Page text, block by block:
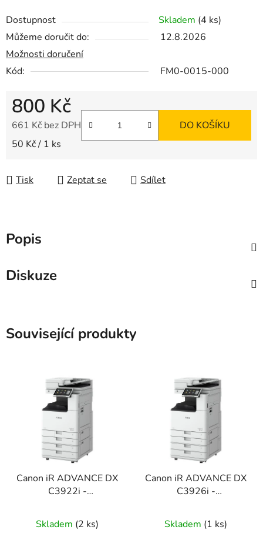
Dostupnost Skladem (4 ks)
Můžeme doručit do:
12.8.2026
Možnosti doručení
Kód:
FM0-0015-000
800 Kč
661 Kč bez DPH
Měrná cena:
50 Kč / 1 ks
DO KOŠÍKU
Tisk Zeptat se Sdílet
Popis
Diskuze
Související produkty
Canon iR ADVANCE DX
C3922i -
jednotka AW1 (set2)
Skladem (2 ks)
Canon iR ADVANCE DX
C3926i -
jednotka AW1 (set2)
Skladem (1 ks)